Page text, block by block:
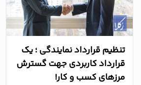
تنظیم قرارداد نمایندگی ؛ یک
قرارداد کاربردی جهت گسترش
مرزهای کسب و کار!